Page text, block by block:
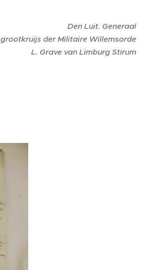
Den Luit. Generaal
grootkruijs der Militaire Willemsorde
L. Grave van Limburg Stirum